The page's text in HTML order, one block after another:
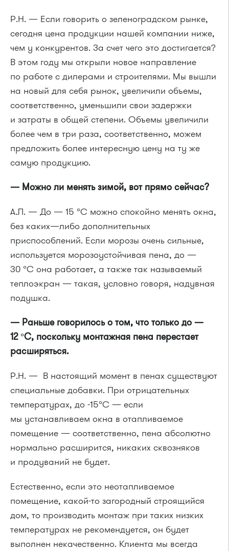
Р.Н. — Если говорить о зеленоградском рынке,
сегодня цена продукции нашей компании ниже,
чем у конкурентов. За счет чего это достигается?
В этом году мы открыли новое направление
по работе с дилерами и строителями. Мы вышли
на новый для себя рынок, увеличили объемы,
соответственно, уменьшили свои задержки
и затраты в общей степени. Объемы увеличили
более чем в три раза, соответственно, можем
предложить более интересную цену на ту же
самую продукцию.
— Можно ли менять зимой, вот прямо сейчас?
А.Л. — До — 15 °C можно спокойно менять окна,
без каких—либо дополнительных
приспособлений. Если морозы очень сильные,
используется морозоустойчивая пена, до —
30 °C она работает, а также так называемый
теплоэкран — такая, условно говоря, надувная
подушка.
— Раньше говорилось о том, что только до —
12 °C, поскольку монтажная пена перестает
расширяться.
Р.Н. — В настоящий момент в пенах существуют
специальные добавки. При отрицательных
температурах, до -15°С — если
мы устанавливаем окна в отапливаемое
помещение — соответственно, пена абсолютно
нормально расширится, никаких сквозняков
и продуваний не будет.
Естественно, если это неотапливаемое
помещение, какой-то загородный строящийся
дом, то производить монтаж при таких низких
температурах не рекомендуется, он будет
выполнен некачественно. Клиента мы всегда